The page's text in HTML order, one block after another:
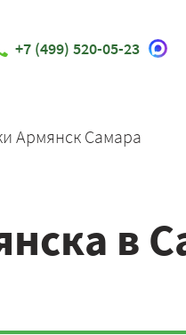
+7 (499) 520-05-23
Армянск Самара
в